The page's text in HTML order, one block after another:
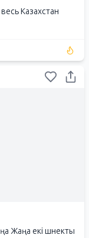
Казахстан
Жаңа екі шнекты